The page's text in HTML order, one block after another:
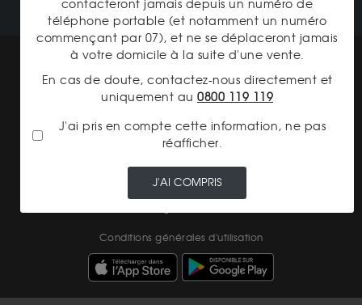
Mentions légales
CGV Gardienor
Charte données personnelles
Conditions générales de vente
Conditions générales d'utilisation
contacteront jamais depuis un numéro de
téléphone portable (et notamment un numéro
commençant par 07), et ne se déplaceront jamais
à votre domicile à la suite d'une vente.
En cas de doute, contactez-nous directement et
uniquement au 0800 119 119
J'ai pris en compte cette information, ne pas
réafficher.
J'AI COMPRIS